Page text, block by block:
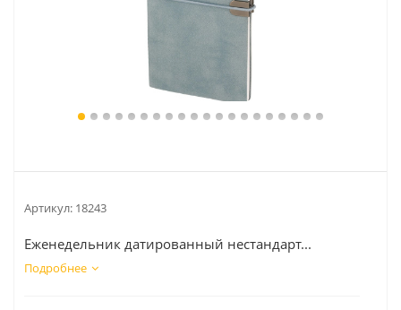
Артикул: 18243
Еженедельник датированный нестандарт...
Подробнее